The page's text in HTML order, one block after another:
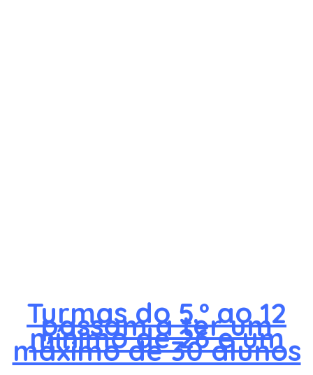
Turmas do 5.º ao 12
passam a ter um
mínimo de 26 e um
máximo de 30 alunos